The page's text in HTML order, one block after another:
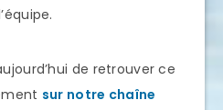
de retrouver ce
sur notre chaîne